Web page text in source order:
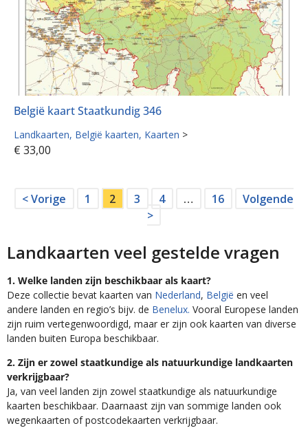
België kaart Staatkundig 346
Landkaarten België kaarten Kaarten >
€ 33,00
< Vorige 1 2 3 4 … 16
Volgende
>
Landkaarten veel gestelde vragen
1. Welke landen zijn beschikbaar als kaart?
Deze collectie bevat kaarten van Nederland, België en veel
andere landen en regio’s bijv. de Benelux. Vooral Europese landen
zijn ruim vertegenwoordigd, maar er zijn ook kaarten van diverse
landen buiten Europa beschikbaar.
2. Zijn er zowel staatkundige als natuurkundige landkaarten
verkrijgbaar?
Ja, van veel landen zijn zowel staatkundige als natuurkundige
kaarten beschikbaar. Daarnaast zijn van sommige landen ook
wegenkaarten of postcodekaarten verkrijgbaar.